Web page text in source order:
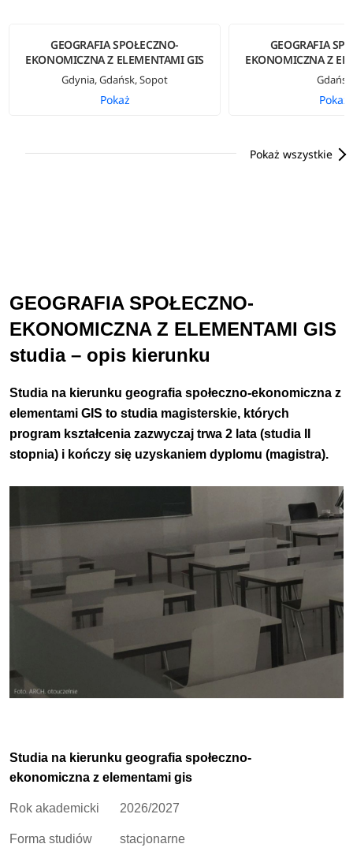
GEOGRAFIA SPOŁECZNO-
EKONOMICZNA Z ELEMENTAMI GIS
Gdynia, Gdańsk, Sopot
Pokaż
GEOGRAFIA
EKONOMICZNA Z
Gdańsk
Pokaż
Pokaż wszystkie
GEOGRAFIA SPOŁECZNO-
EKONOMICZNA Z ELEMENTAMI GIS
studia – opis kierunku
Studia na kierunkugeografia społeczno-ekonomiczna z
elementami GIS to studia magisterskie, których
program kształcenia zazwyczaj trwa 2 lata (studia II
stopnia) i kończy się uzyskaniem dyplomu (magistra).
Studia na kierunku geografia społeczno-
ekonomiczna z elementami gis
Rok akademicki 2026/2027
Forma studiów stacjonarne